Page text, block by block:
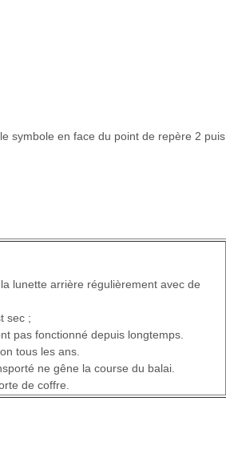
symbole en face du point de repère 2 puis
lunette arrière régulièrement avec de
sec ;
pas fonctionné depuis longtemps.
tous les ans.
ne gêne la course du balai.
de coffre.